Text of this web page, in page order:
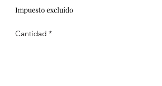
Impuesto excluido
Cantidad *